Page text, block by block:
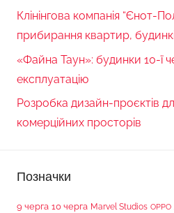
Клінінгова компанія “Єнот-
прибирання квартир,
«Файна Таун»: будинки 10-ї
експлуатацію
Розробка дизайн-проєктів
комерційних просторів
Позначки
9 черга 10 черга Marvel Studios OPPO